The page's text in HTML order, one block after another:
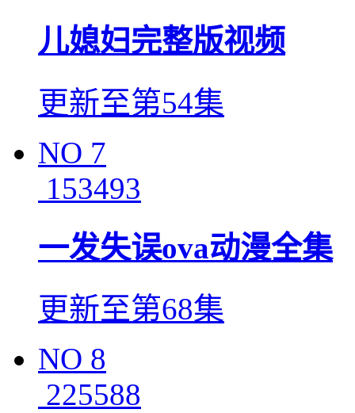
儿媳妇完整版视频
更新至第54集
NO 7
153493
一发失误ova动漫全集
更新至第68集
NO 8
225588